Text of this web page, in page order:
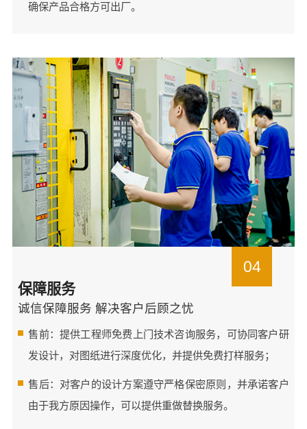
确保产品合格方可出厂。
04
保障服务
诚信保障服务 解决客户后顾之忧
售前：提供工程师免费上门技术咨询服务，可协同客户研
发设计，对图纸进行深度优化，并提供免费打样服务；
售后：对客户的设计方案遵守严格保密原则，并承诺客户
由于我方原因操作，可以提供重做替换服务。